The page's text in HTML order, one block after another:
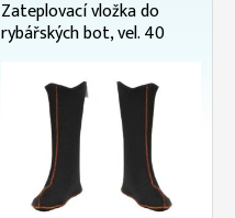
Zateplovací vložka do
rybářských bot, vel. 40